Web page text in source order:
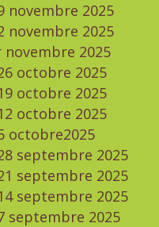
novembre 2025
novembre 2025
novembre 2025
octobre 2025
octobre 2025
octobre 2025
octobre2025
septembre 2025
septembre 2025
septembre 2025
septembre 2025